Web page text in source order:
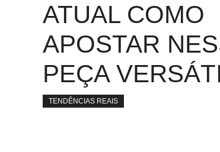
ATUAL COMO
APOSTAR
PEÇA
TENDÊNCIAS REAIS